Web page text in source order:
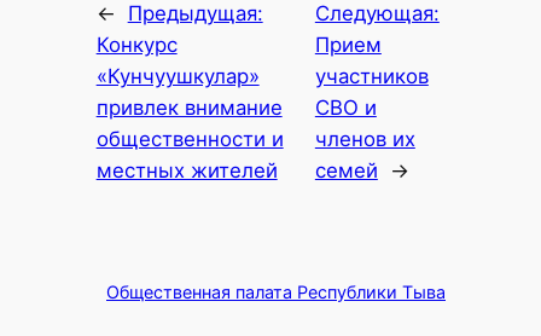
←
Предыдущая:
Конкурс
«Кунчуушкулар»
привлек внимание
общественности и
местных жителей
Следующая:
Прием
участников
СВО и
членов их
семей
→
Общественная палата Республики Тыва